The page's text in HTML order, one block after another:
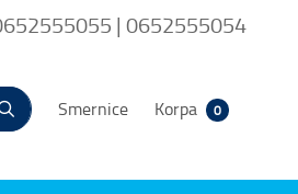
| 0652555054
Smernice Korpa 0